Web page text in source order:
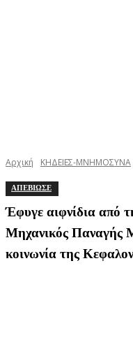
Αρχική ΚΗΔΕΙΕΣ-ΜΝΗΜΟΣΥΝΑ
ΑΠΕΒΙΩΣΕ
Έφυγε αιφνίδια από
Μηχανικός Παναγής
κοινωνία της